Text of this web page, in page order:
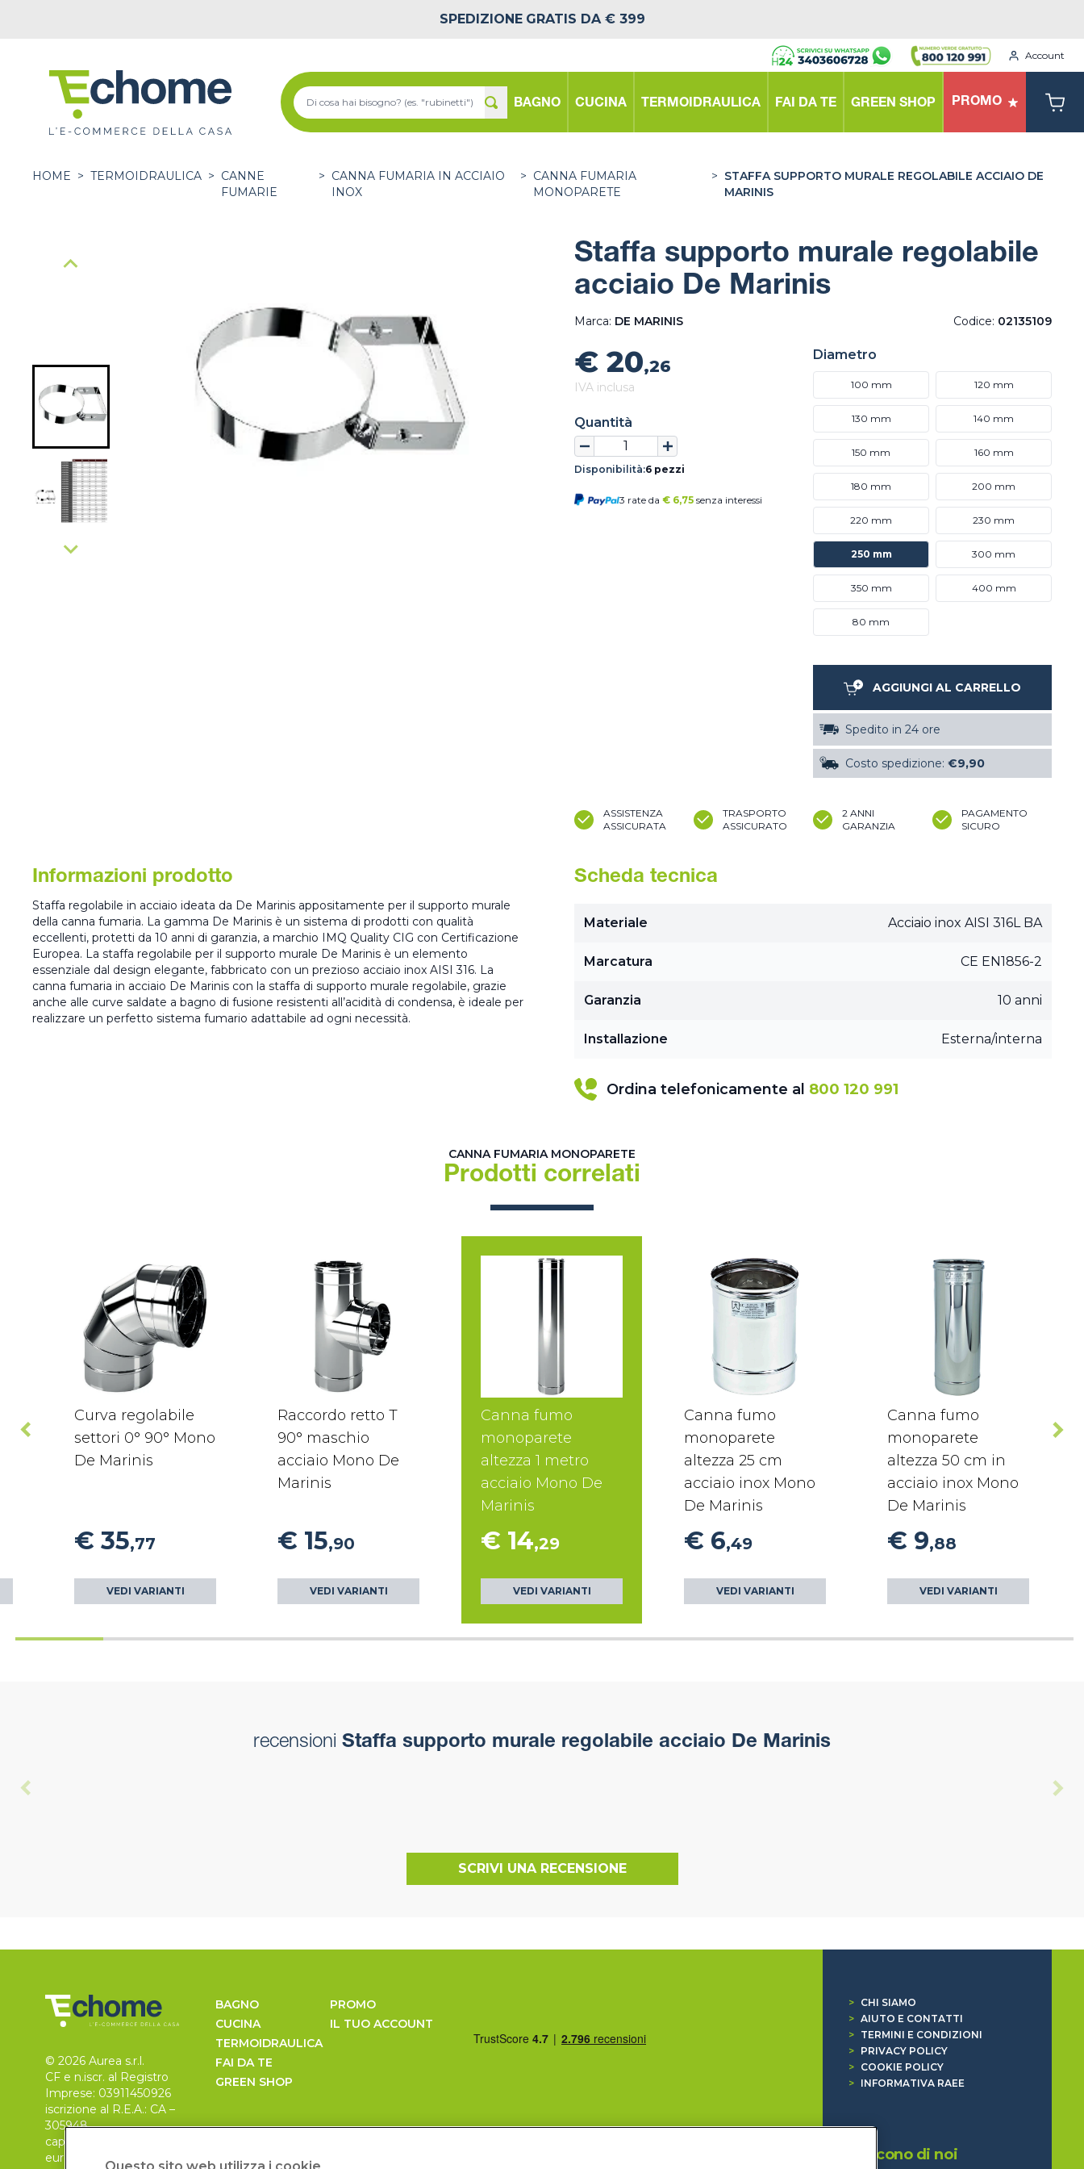
SPEDIZIONE GRATIS DA € 399
Account
BAGNO CUCINA TERMOIDRAULICA FAI DA TE GREEN SHOP PROMO
HOME > TERMOIDRAULICA > CANNE
FUMARIE
> CANNA FUMARIA IN ACCIAIO
INOX
> CANNA FUMARIA
MONOPARETE
> STAFFA SUPPORTO MURALE REGOLABILE ACCIAIO DE
MARINIS
Staffa supporto murale regolabile
acciaio De Marinis
Marca: DE MARINIS Codice: 02135109
€ 20,26
IVA inclusa
Quantità
Disponibilità:6 pezzi
3 rate da € 6,75 senza interessi
Diametro
100 mm 120 mm
130 mm 140 mm
150 mm 160 mm
180 mm 200 mm
220 mm 230 mm
250 mm 300 mm
350 mm 400 mm
80 mm
AGGIUNGI AL CARRELLO
Spedito in 24 ore
Costo spedizione: €9,90
ASSISTENZA
ASSICURATA
TRASPORTO
ASSICURATO
2 ANNI
GARANZIA
PAGAMENTO
SICURO
Informazioni prodotto
Staffa regolabile in acciaio ideata da De Marinis appositamente per il supporto murale
della canna fumaria. La gamma De Marinis è un sistema di prodotti con qualità
eccellenti, protetti da 10 anni di garanzia, a marchio IMQ Quality CIG con Certificazione
Europea. La staffa regolabile per il supporto murale De Marinis è un elemento
essenziale dal design elegante, fabbricato con un prezioso acciaio inox AISI 316. La
canna fumaria in acciaio De Marinis con la staffa di supporto murale regolabile, grazie
anche alle curve saldate a bagno di fusione resistenti all’acidità di condensa, è ideale per
realizzare un perfetto sistema fumario adattabile ad ogni necessità.
Scheda tecnica
Materiale Acciaio inox AISI 316L BA
Marcatura CE EN1856-2
Garanzia 10 anni
Installazione Esterna/interna
Ordina telefonicamente al 800 120 991
CANNA FUMARIA MONOPARETE
Prodotti correlati
Curva regolabile
settori 0° 90° Mono
De Marinis
€ 35,77
VEDI VARIANTI
Raccordo retto T
90° maschio
acciaio Mono De
Marinis
€ 15,90
VEDI VARIANTI
Canna fumo
monoparete
altezza 1 metro
acciaio Mono De
Marinis
€ 14,29
VEDI VARIANTI
Canna fumo
monoparete
altezza 25 cm
acciaio inox Mono
De Marinis
€ 6,49
VEDI VARIANTI
Canna fumo
monoparete
altezza 50 cm in
acciaio inox Mono
De Marinis
€ 9,88
VEDI VARIANTI
recensioni Staffa supporto murale regolabile acciaio De Marinis
SCRIVI UNA RECENSIONE
© 2026 Aurea s.r.l.
CF e n.iscr. al Registro
Imprese: 03911450926
iscrizione al R.E.A.: CA –
305948
capitale sociale 30.000
euro, i.v.
BAGNO
CUCINA
TERMOIDRAULICA
FAI DA TE
GREEN SHOP
PROMO
IL TUO ACCOUNT
>
CHI SIAMO
> AIUTO E CONTATTI
>
TERMINI E CONDIZIONI
>
PRIVACY POLICY
>
COOKIE POLICY
>
INFORMATIVA RAEE
Dicono di noi